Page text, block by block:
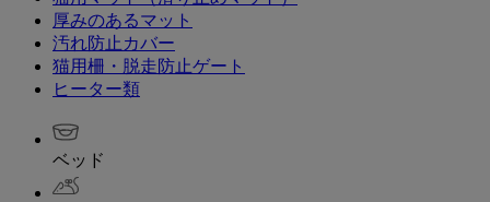
厚みのあるマット
汚れ防止カバー
猫用柵・脱走防止ゲート
ヒーター類
ベッド